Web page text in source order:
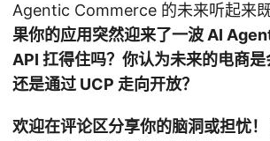
Agentic Commerce 的未来听起来既
果你的应用突然迎来了一波 AI
API 扛得住吗？你认为未来的电商是
还是通过 UCP 走向开放？
欢迎在评论区分享你的脑洞或担忧！